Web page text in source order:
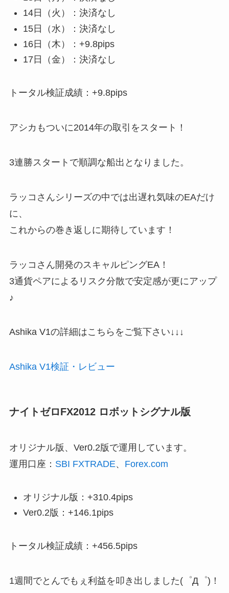
14日（火）：決済なし
15日（水）：決済なし
16日（木）：+9.8pips
17日（金）：決済なし
トータル検証成績：+9.8pips
アシカもついに2014年の取引をスタート！
3連勝スタートで順調な船出となりました。
ラッコさんシリーズの中では出遅れ気味のEAだけ
に、
これからの巻き返しに期待しています！
ラッコさん開発のスキャルピングEA！
3通貨ペアによるリスク分散で安定感が更にアップ
♪
Ashika V1の詳細はこちらをご覧下さい↓↓↓
Ashika V1検証・レビュー
ナイトゼロFX2012 ロボットシグナル版
オリジナル版、Ver0.2版で運用しています。
運用口座： SBI FXTRADE、 Forex.com
オリジナル版：+310.4pips
Ver0.2版：+146.1pips
トータル検証成績：+456.5pips
1週間でとんでもぇ利益を叩き出しました(゜Д゜)！